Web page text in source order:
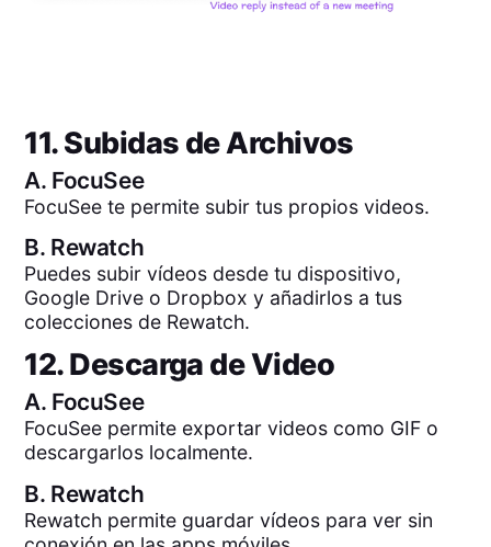
11. Subidas de Archivos
A. FocuSee
FocuSee te permite subir tus propios videos.
B. Rewatch
Puedes subir vídeos desde tu dispositivo,
Google Drive o Dropbox y añadirlos a tus
colecciones de Rewatch.
12. Descarga de Video
A. FocuSee
FocuSee permite exportar videos como GIF o
descargarlos localmente.
B. Rewatch
Rewatch permite guardar vídeos para ver sin